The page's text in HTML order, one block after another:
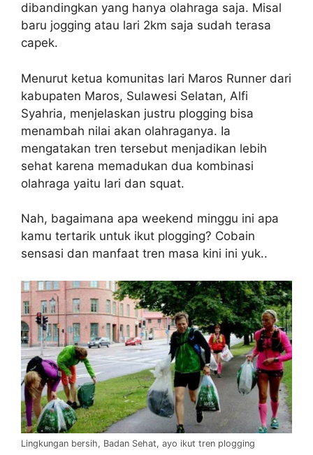
dibandingkan yang hanya olahraga saja. Misal
baru jogging atau lari 2km saja sudah terasa
capek.
Menurut ketua komunitas lari Maros Runner dari
kabupaten Maros, Sulawesi Selatan, Alfi
Syahria, menjelaskan justru plogging bisa
menambah nilai akan olahraganya. Ia
mengatakan tren tersebut menjadikan lebih
sehat karena memadukan dua kombinasi
olahraga yaitu lari dan squat.
Nah, bagaimana apa weekend minggu ini apa
kamu tertarik untuk ikut plogging? Cobain
sensasi dan manfaat tren masa kini ini yuk..
Lingkungan bersih, Badan Sehat, ayo ikut tren plogging